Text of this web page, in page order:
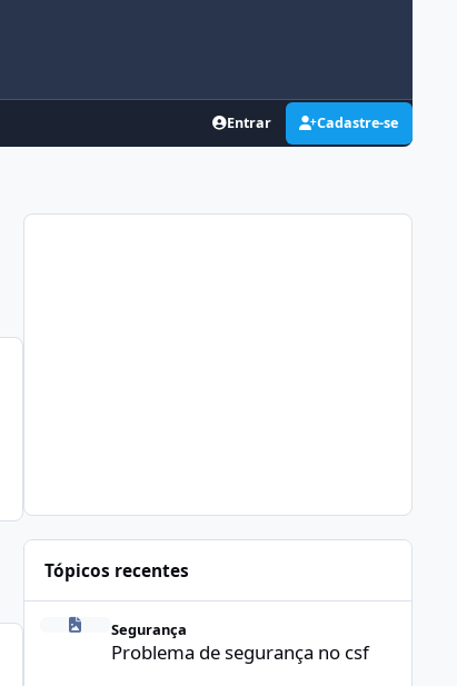
Entrar Cadastre-se
Tópicos recentes
Problema de segurança no csf
Segurança
Problema de segurança no csf